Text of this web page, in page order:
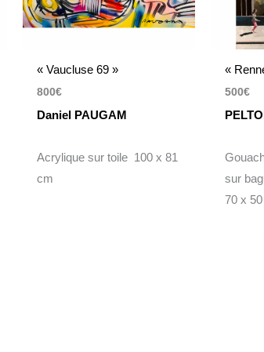
« Vaucluse 69 »
800€
Daniel PAUGAM
Acrylique sur toile 100 x 81
cm
«
500€
sur
70 x